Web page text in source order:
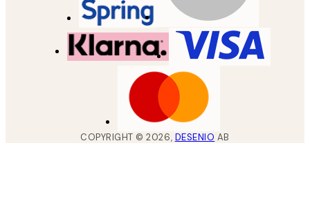
COPYRIGHT ©2026, DESENIO AB